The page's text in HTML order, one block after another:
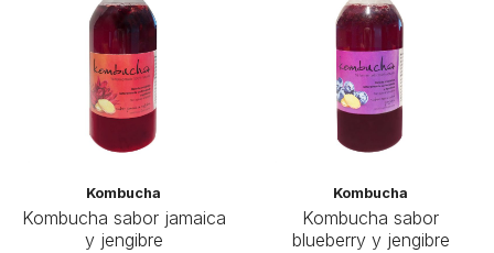
Kombucha
Kombucha sabor jamaica
y jengibre
Kombucha
Kombucha sabor
blueberry y jengibre